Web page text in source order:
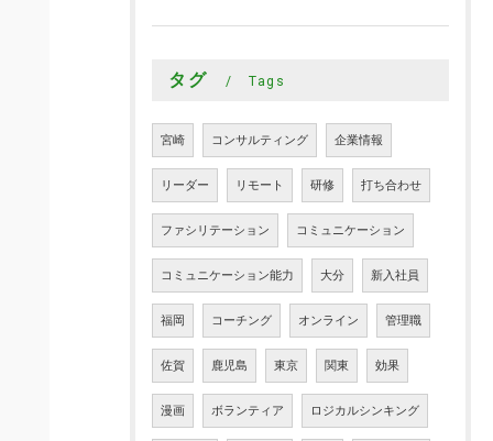
タグ Tags
宮崎 コンサルティング 企業情報
リーダー リモート 研修 打ち合わせ
ファシリテーション コミュニケーション
コミュニケーション能力 大分 新入社員
福岡 コーチング オンライン 管理職
佐賀 鹿児島 東京 関東 効果
漫画 ボランティア ロジカルシンキング